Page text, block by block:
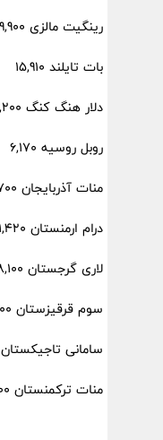
رینگیت مالزی 119,900
بات تایلند 15,910
دلار هنگ کنگ 73,200
روبل روسیه 6,170
منات آذربایجان 336,700
درام ارمنستان 1,420
لاری گرجستان 218,100
سوم قرقیزستان 6,400
سامانی تاجیکستان 52,800
منات ترکمنستان 170,400